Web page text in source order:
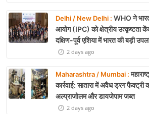
Delhi / New Delhi : WHO ने
आयोग (IPC) को क्षेत्रीय उत्कृष्टता
दक्षिण-पूर्व एशिया में भारत की बड़ी
2 days ago
Maharashtra / Mumbai :
कार्रवाई: सातारा में अवैध ड्रग फैक्ट्री
अल्प्राजोलम और डायजेपाम जब्त
2 days ago